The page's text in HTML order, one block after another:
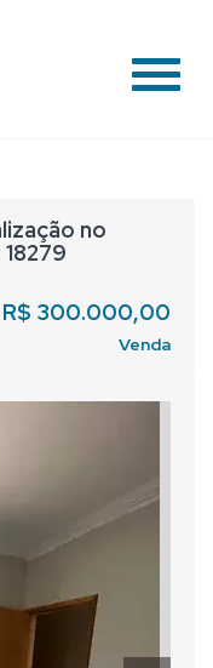
#
no
R$ 300.000,00
Venda